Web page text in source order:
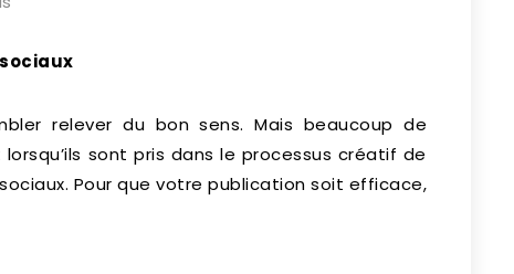
relever du bon sens. Mais beaucoup de
sont pris dans le processus créatif de
Pour que votre publication soit efficace,